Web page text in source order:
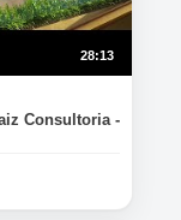
28:13
Consultoria -